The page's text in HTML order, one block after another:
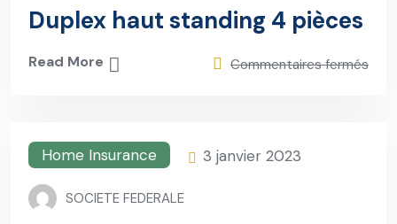
Duplex haut standing 4 pièces
Read More Commentaires fermés
Home Insurance 3 janvier 2023
SOCIETE FEDERALE